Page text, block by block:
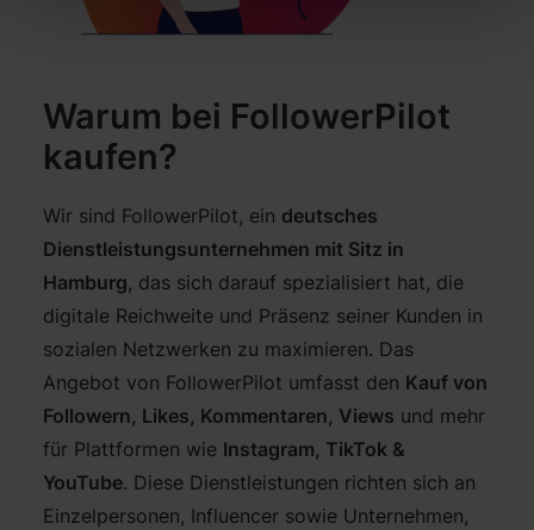
Warum bei FollowerPilot
kaufen?
Wir sind FollowerPilot, ein deutsches
Dienstleistungsunternehmen mit Sitz in
Hamburg, das sich darauf spezialisiert hat, die
digitale Reichweite und Präsenz seiner Kunden in
sozialen Netzwerken zu maximieren. Das
Angebot von FollowerPilot umfasst den Kauf von
Followern, Likes, Kommentaren, Views und mehr
für Plattformen wie Instagram, TikTok &
YouTube. Diese Dienstleistungen richten sich an
Einzelpersonen, Influencer sowie Unternehmen,